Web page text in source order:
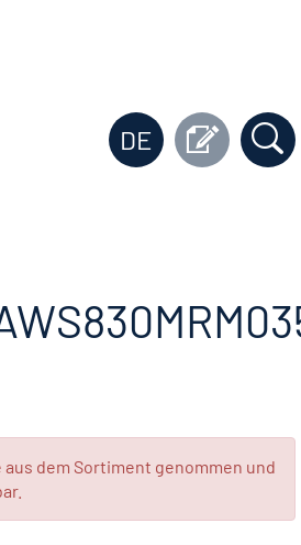
DE
dem Sortiment genommen und